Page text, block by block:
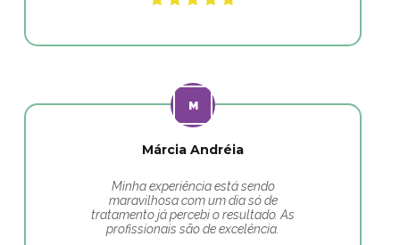
Márcia Andréia
Minha experiência está sendo
maravilhosa com um dia só de
tratamento já percebi o resultado. As
profissionais são de excelência.